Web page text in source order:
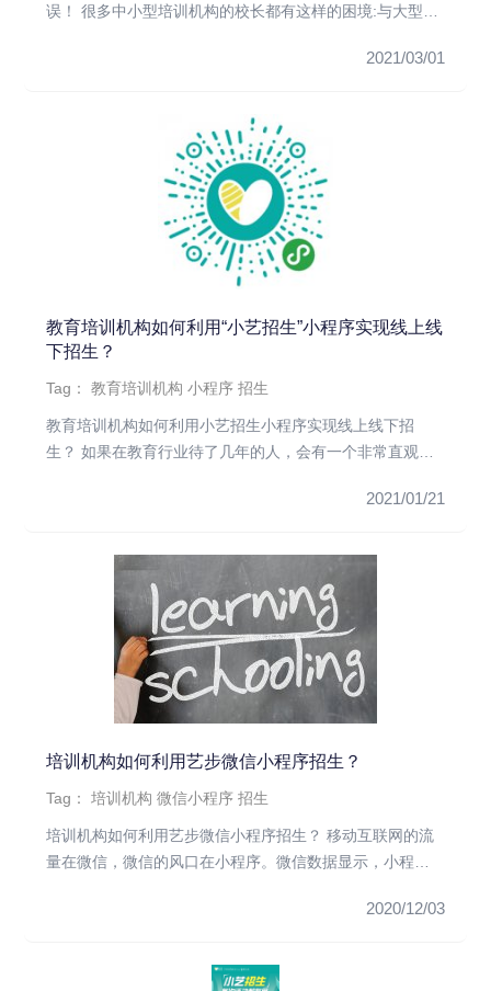
误！ 很多中小型培训机构的校长都有这样的困境:与大型机
2021/03/01
教育培训机构如何利用“小艺招生”小程序实现线上线
下招生？
Tag：教育培训机构 小程序 招生
教育培训机构如何利用小艺招生小程序实现线上线下招
生？ 如果在教育行业待了几年的人，会有一个非常直观的
2021/01/21
培训机构如何利用艺步微信小程序招生？
Tag：培训机构 微信小程序 招生
培训机构如何利用艺步微信小程序招生？ 移动互联网的流
量在微信，微信的风口在小程序。微信数据显示，小程序
2020/12/03